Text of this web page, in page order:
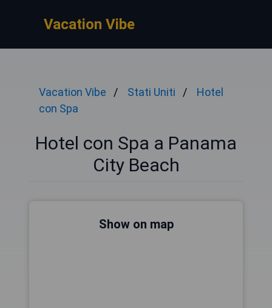
Vacation Vibe
Vacation Vibe Stati Uniti
Hotel
con Spa
Hotel con Spa a Panama
City Beach
Show on map